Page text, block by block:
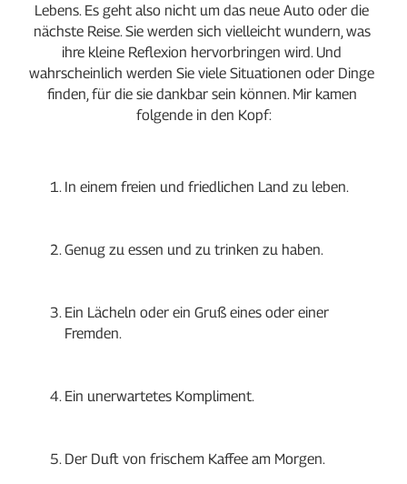
Lebens. Es geht also nicht um das neue Auto oder die
nächste Reise. Sie werden sich vielleicht wundern, was
ihre kleine Reflexion hervorbringen wird. Und
wahrscheinlich werden Sie viele Situationen oder Dinge
finden, für die sie dankbar sein können. Mir kamen
folgende in den Kopf:
In einem freien und friedlichen Land zu leben.
Genug zu essen und zu trinken zu haben.
Ein Lächeln oder ein Gruß eines oder einer
Fremden.
Ein unerwartetes Kompliment.
Der Duft von frischem Kaffee am Morgen.